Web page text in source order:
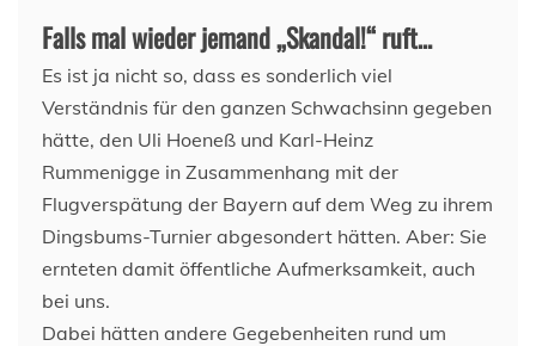
Falls mal wieder jemand „Skandal!“ ruft…
Es ist ja nicht so, dass es sonderlich viel
Verständnis für den ganzen Schwachsinn gegeben
hätte, den Uli Hoeneß und Karl-Heinz
Rummenigge in Zusammenhang mit der
Flugverspätung der Bayern auf dem Weg zu ihrem
Dingsbums-Turnier abgesondert hätten. Aber: Sie
ernteten damit öffentliche Aufmerksamkeit, auch
bei uns.
Dabei hätten andere Gegebenheiten rund um